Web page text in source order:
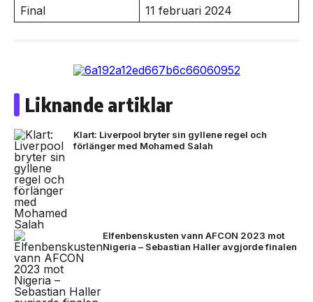
Final
11 februari 2024
Liknande artiklar
Klart: Liverpool bryter sin gyllene regel och
förlänger med Mohamed Salah
Elfenbenskusten vann AFCON 2023 mot
Nigeria – Sebastian Haller avgjorde finalen